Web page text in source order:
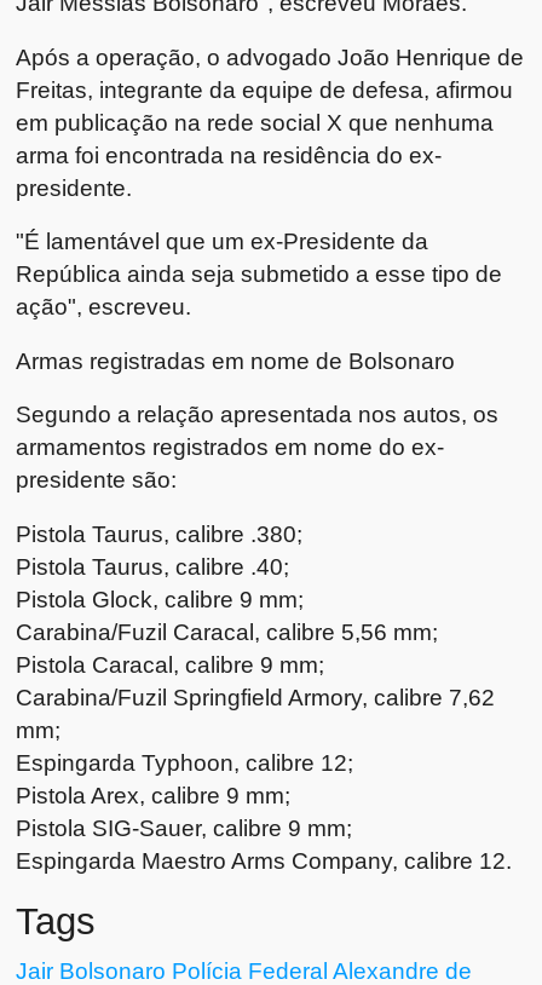
Após a operação, o advogado João Henrique de
Freitas, integrante da equipe de defesa, afirmou
em publicação na rede social X que nenhuma
arma foi encontrada na residência do ex-
presidente.
"É lamentável que um ex-Presidente da
República ainda seja submetido a esse tipo de
ação", escreveu.
Armas registradas em nome de Bolsonaro
Segundo a relação apresentada nos autos, os
armamentos registrados em nome do ex-
presidente são:
Pistola Taurus, calibre .380;
Pistola Taurus, calibre .40;
Pistola Glock, calibre 9 mm;
Carabina/Fuzil Caracal, calibre 5,56 mm;
Pistola Caracal, calibre 9 mm;
Carabina/Fuzil Springfield Armory, calibre 7,62
mm;
Espingarda Typhoon, calibre 12;
Pistola Arex, calibre 9 mm;
Pistola SIG-Sauer, calibre 9 mm;
Espingarda Maestro Arms Company, calibre 12.
Tags
Jair Bolsonaro Polícia Federal Alexandre de